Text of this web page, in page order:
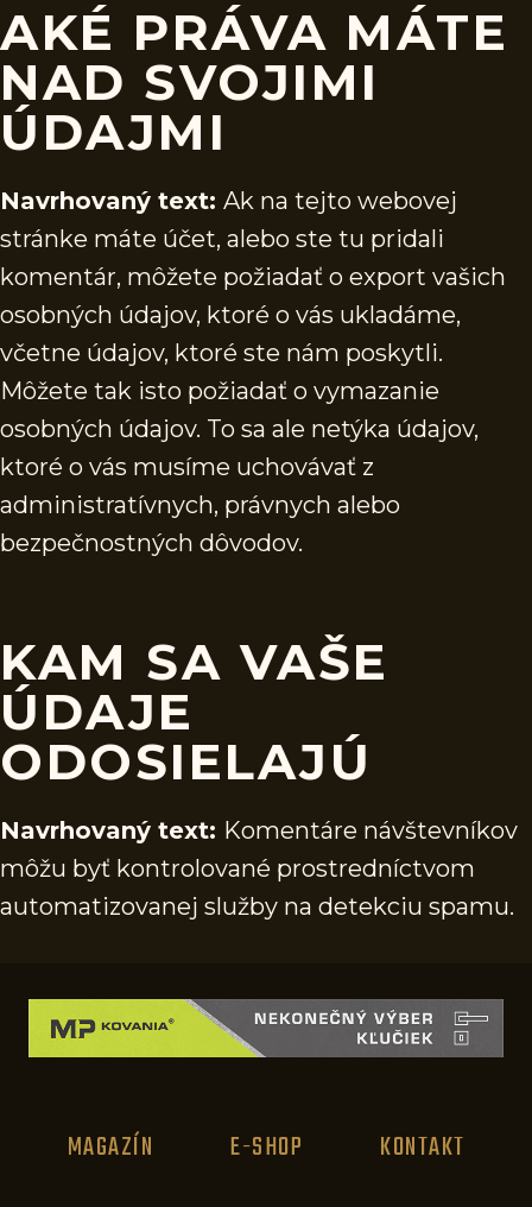
AKÉ PRÁVA MÁTE
NAD SVOJIMI
ÚDAJMI
Navrhovaný text: Ak na tejto webovej
stránke máte účet, alebo ste tu pridali
komentár, môžete požiadať o export vašich
osobných údajov, ktoré o vás ukladáme,
včetne údajov, ktoré ste nám poskytli.
Môžete tak isto požiadať o vymazanie
osobných údajov. To sa ale netýka údajov,
ktoré o vás musíme uchovávať z
administratívnych, právnych alebo
bezpečnostných dôvodov.
KAM SA VAŠE
ÚDAJE
ODOSIELAJÚ
Navrhovaný text: Komentáre návštevníkov
môžu byť kontrolované prostredníctvom
automatizovanej služby na detekciu spamu.
MAGAZÍN E-SHOP KONTAKT